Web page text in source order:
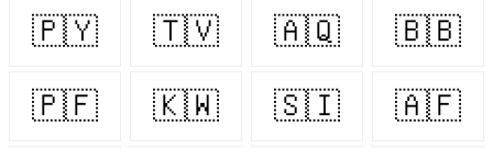
🇵🇾 🇹🇻 🇦🇶 🇧🇧
🇵🇫 🇰🇼 🇸🇮 🇦🇫